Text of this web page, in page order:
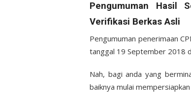
Pengumuman Hasil
Verifikasi Berkas Asli
Pengumuman penerimaan
tanggal 19 September 2018
Nah, bagi anda yang
baiknya mulai